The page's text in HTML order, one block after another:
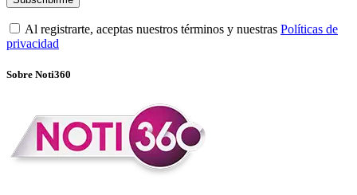
Al registrarte, aceptas nuestros términos y nuestras Políticas de
privacidad
Sobre Noti360